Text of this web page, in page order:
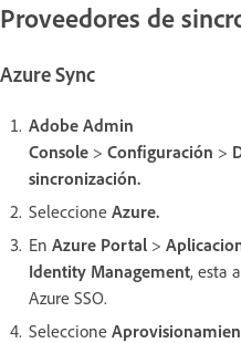
Proveedores de
Azure Sync
Adobe Admin
Console > Configuración >
sincronización.
Seleccione Azure.
En Azure Portal >
Identity Management, esta
Azure SSO.
Seleccione